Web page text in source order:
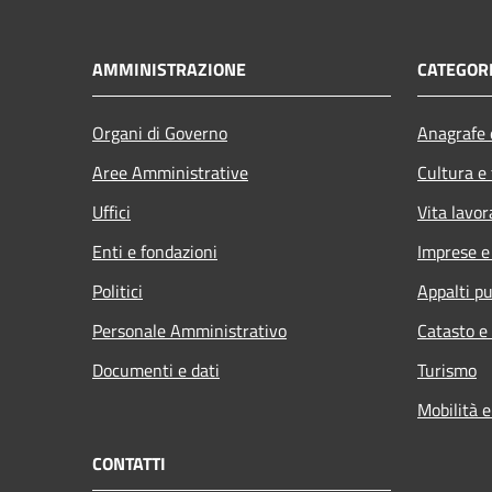
AMMINISTRAZIONE
Organi di Governo
Aree Amministrative
Uffici
Enti e fondazioni
Politici
Personale Amministrativo
Documenti e dati
Cultura
Vita
Imprese
Appalti
Catasto
Turismo
Mobilità
CONTATTI